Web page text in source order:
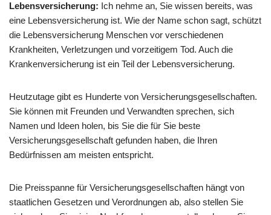
Lebensversicherung: Ich nehme an, Sie wissen bereits, was
eine Lebensversicherung ist. Wie der Name schon sagt, schützt
die Lebensversicherung Menschen vor verschiedenen
Krankheiten, Verletzungen und vorzeitigem Tod. Auch die
Krankenversicherung ist ein Teil der Lebensversicherung.
Heutzutage gibt es Hunderte von Versicherungsgesellschaften.
Sie können mit Freunden und Verwandten sprechen, sich
Namen und Ideen holen, bis Sie die für Sie beste
Versicherungsgesellschaft gefunden haben, die Ihren
Bedürfnissen am meisten entspricht.
Die Preisspanne für Versicherungsgesellschaften hängt von
staatlichen Gesetzen und Verordnungen ab, also stellen Sie